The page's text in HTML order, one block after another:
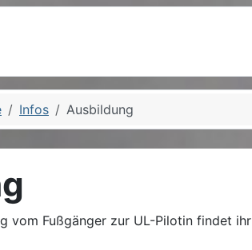
Infos Ausbildung
vom Fußgänger zur UL-Pilotin findet ihr